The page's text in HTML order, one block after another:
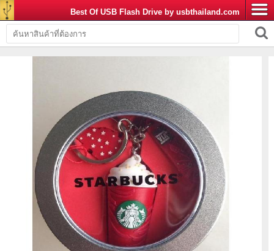
Best Of USB Flash Drive by usbthailand.com